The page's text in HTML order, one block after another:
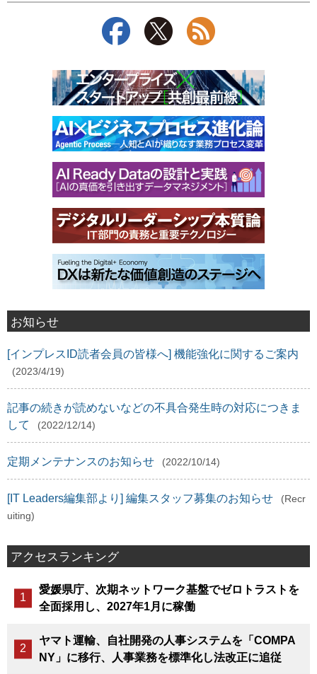
お知らせ
[インプレスID読者会員の皆様へ] 機能強化に関するご案内
(2023/4/19)
記事の続きが読めないなどの不具合発生時の対応につきま
して
(2022/12/14)
定期メンテナンスのお知らせ (2022/10/14)
[IT Leaders編集部より] 編集スタッフ募集のお知らせ
(Recr
uiting)
アクセスランキング
愛媛県庁、次期ネットワーク基盤でゼロトラストを
全面採用し、2027年1月に稼働
ヤマト運輸、自社開発の人事システムを「COMPA
NY」に移行、人事業務を標準化し法改正に追従